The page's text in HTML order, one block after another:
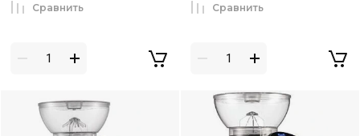
Сравнить Сравнить